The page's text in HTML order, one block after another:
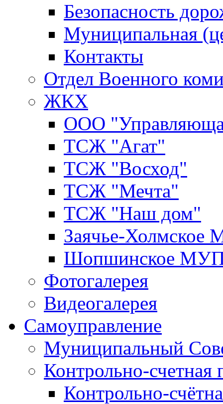
Безопасность
Муниципальная
Контакты
Отдел Военного
ЖКХ
ООО
ТСЖ "Агат"
ТСЖ "Восход"
ТСЖ "Мечта"
ТСЖ "Наш дом"
Заячье-
Шопшинское
Фотогалерея
Видеогалерея
Самоуправление
Муниципальный
Контрольно-счетная
Контрольно-